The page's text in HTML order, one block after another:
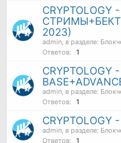
CRYPTOLOGY
2023)
admin , в разделе:
Ответов:
1
CRYPTOLOGY
admin , в разделе:
Ответов:
1
CRYPTOLOGY
admin , в разделе:
Ответов:
1